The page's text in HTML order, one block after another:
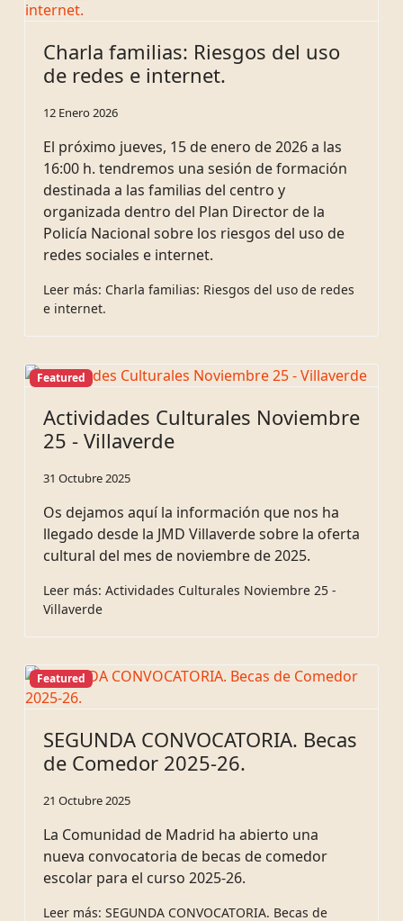
Charla familias: Riesgos del uso
de redes e internet.
12 Enero 2026
El próximo jueves, 15 de enero de 2026 a las
16:00 h. tendremos una sesión de formación
destinada a las familias del centro y
organizada dentro del Plan Director de la
Policía Nacional sobre los riesgos del uso de
redes sociales e internet.
Leer más: Charla familias: Riesgos del uso de redes
e internet.
Featured
Actividades Culturales Noviembre
25 - Villaverde
31 Octubre 2025
Os dejamos aquí la información que nos ha
llegado desde la JMD Villaverde sobre la oferta
cultural del mes de noviembre de 2025.
Leer más: Actividades Culturales Noviembre 25 -
Villaverde
Featured
SEGUNDA CONVOCATORIA. Becas
de Comedor 2025-26.
21 Octubre 2025
La Comunidad de Madrid ha abierto una
nueva convocatoria de becas de comedor
escolar para el curso 2025-26.
Leer más: SEGUNDA CONVOCATORIA. Becas de